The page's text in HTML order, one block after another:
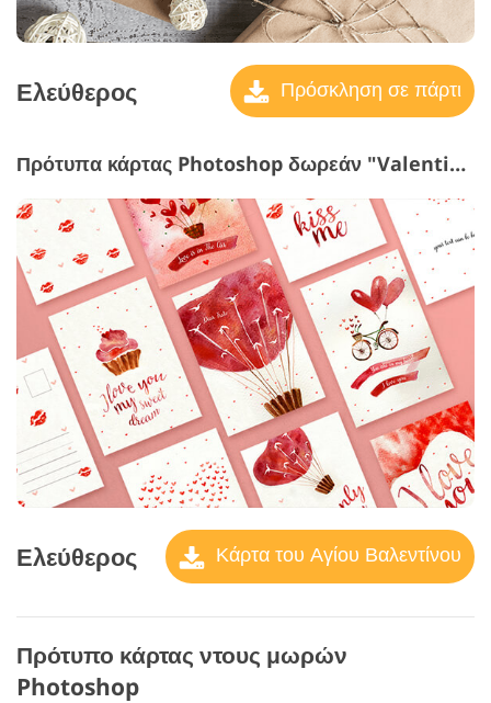
Ελεύθερος Πρόσκληση σε πάρτι
Πρότυπα κάρτας Photoshop δωρεάν "Valentine’s Day"
Ελεύθερος Κάρτα του Αγίου Βαλεντίνου
Πρότυπο κάρτας ντους μωρών
Photoshop